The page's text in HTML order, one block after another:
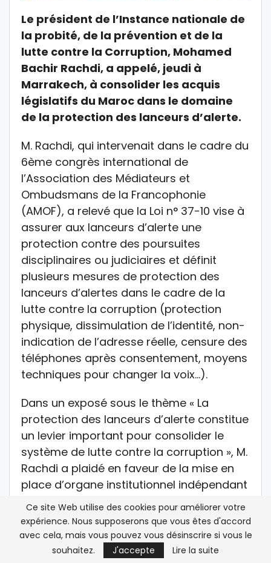
Le président de l’Instance nationale de
la probité, de la prévention et de la
lutte contre la Corruption, Mohamed
Bachir Rachdi, a appelé, jeudi à
Marrakech, à consolider les acquis
législatifs du Maroc dans le domaine
de la protection des lanceurs d’alerte.
M. Rachdi, qui intervenait dans le cadre du
6ème congrès international de
l’Association des Médiateurs et
Ombudsmans de la Francophonie
(AMOF), a relevé que la Loi n° 37-10 vise à
assurer aux lanceurs d’alerte une
protection contre des poursuites
disciplinaires ou judiciaires et définit
plusieurs mesures de protection des
lanceurs d’alertes dans le cadre de la
lutte contre la corruption (protection
physique, dissimulation de l’identité, non-
indication de l’adresse réelle, censure des
téléphones après consentement, moyens
techniques pour changer la voix…).
Dans un exposé sous le thème « La
protection des lanceurs d’alerte constitue
un levier important pour consolider le
système de lutte contre la corruption », M.
Rachdi a plaidé en faveur de la mise en
place d’organe institutionnel indépendant
pour recevoir les recours et d’assurer la
protection des victimes contre certaines
formes de représailles (économiques,
professionnelles, …) auxquelles sont
Ce site Web utilise des cookies pour améliorer votre
expérience. Nous supposerons que vous êtes d'accord
avec cela, mais vous pouvez vous désinscrire si vous le
souhaitez.
J'accepte Lire la suite